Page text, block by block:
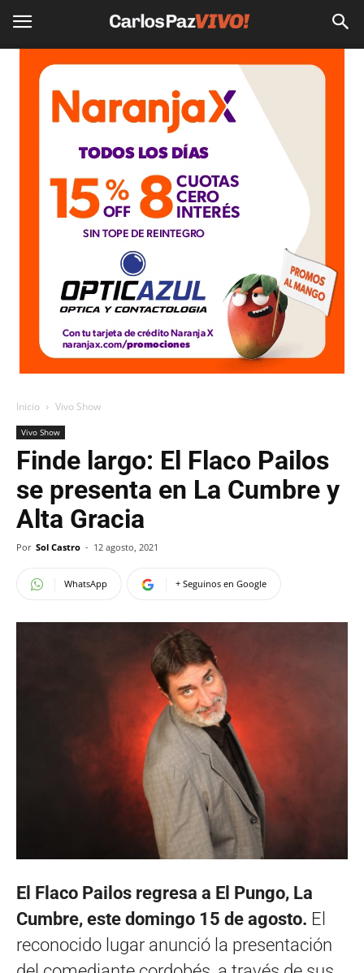
Inicio Vivo Show
Vivo Show
Finde largo: El Flaco Pailos
se presenta en La Cumbre y
Alta Gracia
Por Sol Castro - 12 agosto, 2021
WhatsApp + Seguinos en Google
El Flaco Pailos regresa a El Pungo, La
Cumbre, este domingo 15 de agosto. El
reconocido lugar anunció la presentación